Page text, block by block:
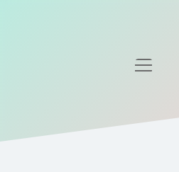
Hakkımızda
menüyü